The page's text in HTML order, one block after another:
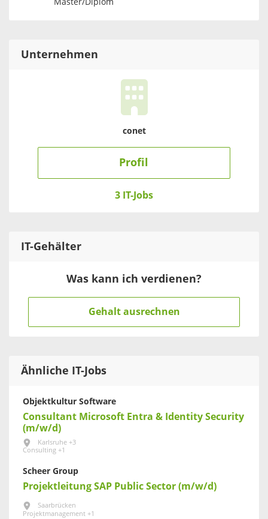
Master/Diplom
Unternehmen
conet
Profil
3 IT-Jobs
IT-Gehälter
Was kann ich verdienen?
Gehalt ausrechnen
Ähnliche IT-Jobs
Objektkultur Software
Consultant Microsoft Entra & Identity Security
(m/w/d)
Karlsruhe +3
Consulting +1
Scheer Group
Projektleitung SAP Public Sector (m/w/d)
Saarbrücken
Projektmanagement +1